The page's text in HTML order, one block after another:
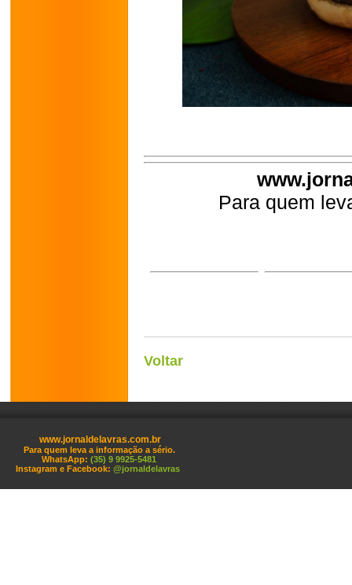
Para quem
Voltar
www.jornaldelavras.com.br
Para quem leva a informação a sério.
WhatsApp: (35) 9 9925-5481
Instagram e Facebook: @jornaldelavras